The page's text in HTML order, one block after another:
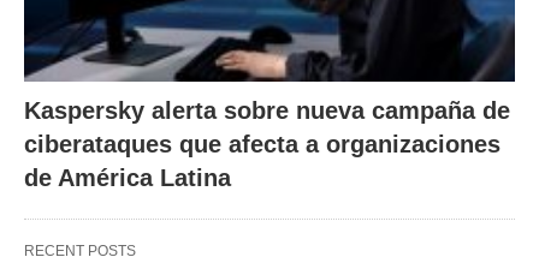
Kaspersky alerta sobre nueva campaña de
ciberataques que afecta a organizaciones
de América Latina
RECENT POSTS